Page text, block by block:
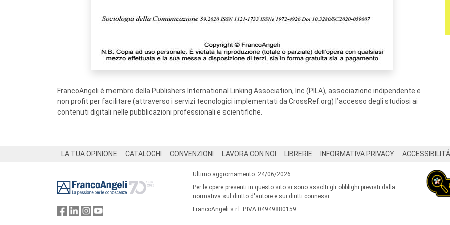
FrancoAngeli è membro della Publishers International Linking Association, Inc (PILA), associazione indipendente e
non profit per facilitare (attraverso i servizi tecnologici implementati da CrossRef.org) l’accesso degli studiosi ai
contenuti digitali nelle pubblicazioni professionali e scientifiche.
LA TUA OPINIONE CATALOGHI CONVENZIONI LAVORA CON NOI LIBRERIE INFORMATIVA PRIVACY ACCESSIBILITÁ
Ultimo aggiornamento: 24/06/2026
Per le opere presenti in questo sito si sono assolti gli obblighi previsti dalla
normativa sul diritto d'autore e sui diritti connessi.
FrancoAngeli s.r.l. P.IVA 04949880159